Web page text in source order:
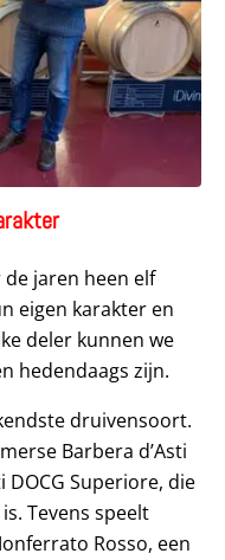
de jaren heen elf
eigen karakter en
deler kunnen we
hedendaags zijn.
druivensoort.
Barbera d’Asti
DOCG Superiore, die
Tevens speelt
Rosso, een